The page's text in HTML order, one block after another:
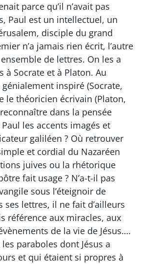
parce qu’il n’avait pas
Paul est un intellectuel, un
disciple du grand
n’a jamais rien écrit, l’autre
de lettres. On les a
à Socrate et à Platon. Au
inspiré (Socrate,
le théoricien écrivain (Platon,
dans la pensée
les accents imagés et
galiléen ? Où retrouver
et cordial du Nazaréen
juives ou la rhétorique
fait usage ? N’a-t-il pas
sous l’éteignoir de
ses lettres, il ne fait d’ailleurs
référence aux miracles, aux
de la vie de Jésus….
paraboles dont Jésus a
et qui étaient si propres à